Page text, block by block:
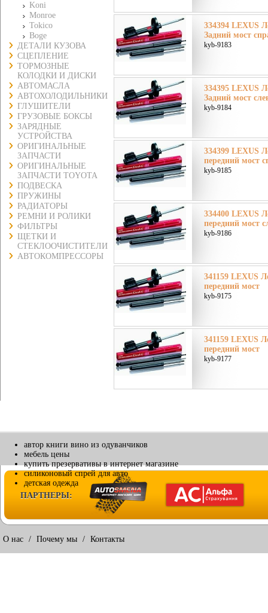
Koni
Monroe
Tokico
Boge
ДЕТАЛИ КУЗОВА
СЦЕПЛЕНИЕ
ТОРМОЗНЫЕ
КОЛОДКИ И ДИСКИ
АВТОМАСЛА
АВТОХОЛОДИЛЬНИКИ
ГЛУШИТЕЛИ
ГРУЗОВЫЕ БОКСЫ
ЗАРЯДНЫЕ
УСТРОЙСТВА
ОРИГИНАЛЬНЫЕ
ЗАПЧАСТИ
ОРИГИНАЛЬНЫЕ
ЗАПЧАСТИ TOYOTA
ПОДВЕСКА
ПРУЖИНЫ
РАДИАТОРЫ
РЕМНИ И РОЛИКИ
ФИЛЬТРЫ
ЩЕТКИ И
СТЕКЛООЧИСТИТЕЛИ
АВТОКОМПРЕССОРЫ
334394 LEXUS
Задний мост
kyb-9183
334395 LEXUS
Задний мост
kyb-9184
334399 LEXUS
передний мост
kyb-9185
334400 LEXUS
передний мост
kyb-9186
341159 LEXUS
передний мост
kyb-9175
341159 LEXUS
передний мост
kyb-9177
автор книги вино из одуванчиков
мебель цены
купить презервативы в интернет магазине
силиконовый спрей для авто
детская одежда
ПАРТНЕРЫ:
О нас / Почему мы / Контакты